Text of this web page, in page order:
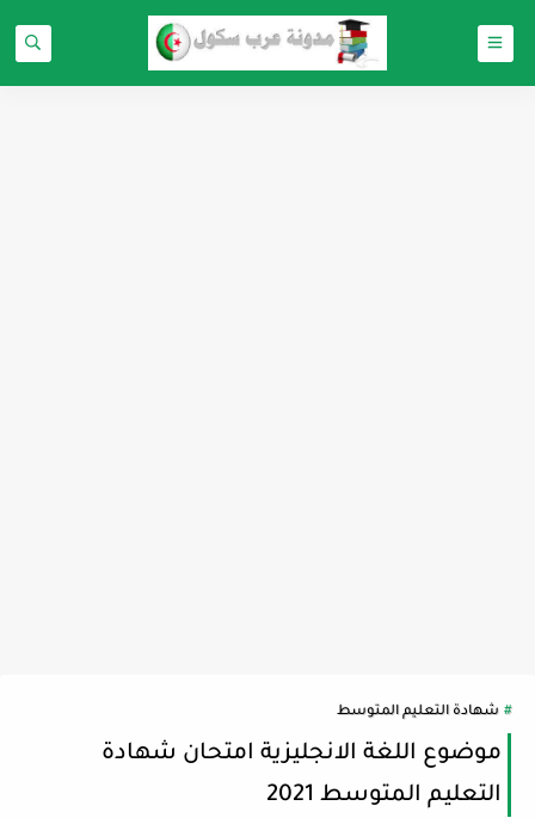
شهادة التعليم المتوسط
موضوع اللغة الانجليزية امتحان شهادة
التعليم المتوسط 2021